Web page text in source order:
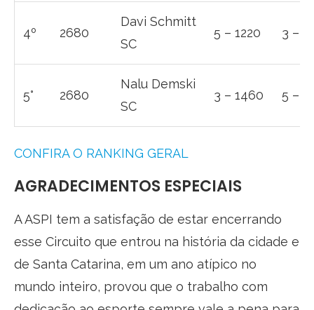
4º 2680
Davi Schmitt
SC
5 – 1220 3 –
5° 2680
Nalu Demski
SC
3 – 1460 5 –
CONFIRA O RANKING GERAL
AGRADECIMENTOS ESPECIAIS
A ASPI tem a satisfação de estar encerrando
esse Circuito que entrou na história da cidade e
de Santa Catarina, em um ano atípico no
mundo inteiro, provou que o trabalho com